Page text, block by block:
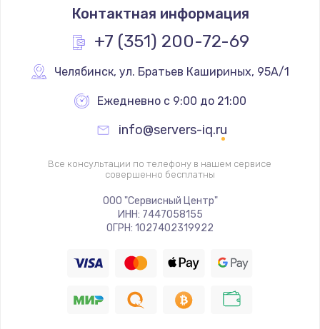
2045 руб.
Заказать
Ремонт разъема питания
2745 руб.
Заказать
Настройка BIOS
Заказать
Ремонт подсветки
Контактная информация
+7 (351) 200-72-69
Челябинск, ул. Братьев Кашириных, 95А/1
Ежедневно с 9:00 до 21:00
info@servers-iq.ru
Все консультации по телефону в нашем сервисе
совершенно бесплатны
ООО "Сервисный Центр"
ИНН: 7447058155
ОГРН: 1027402319922